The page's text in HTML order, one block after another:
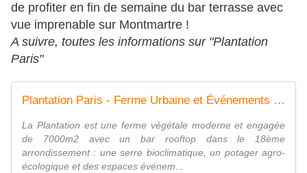
de profiter en fin de semaine du bar terrasse avec
vue imprenable sur Montmartre !
A suivre, toutes les informations sur "Plantation
Paris"
Plantation Paris - Ferme Urbaine et Événements Engagés en Rooftop
La Plantation est une ferme végétale moderne et engagée
de 7000m2 avec un bar rooftop dans le 18ème
arrondissement : une serre bioclimatique, un potager agro-
écologique et des espaces événem...